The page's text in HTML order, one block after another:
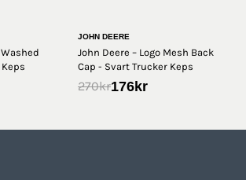
JOHN DEERE
John Deere – Logo Mesh Back
Cap - Svart Trucker Keps
270kr176kr